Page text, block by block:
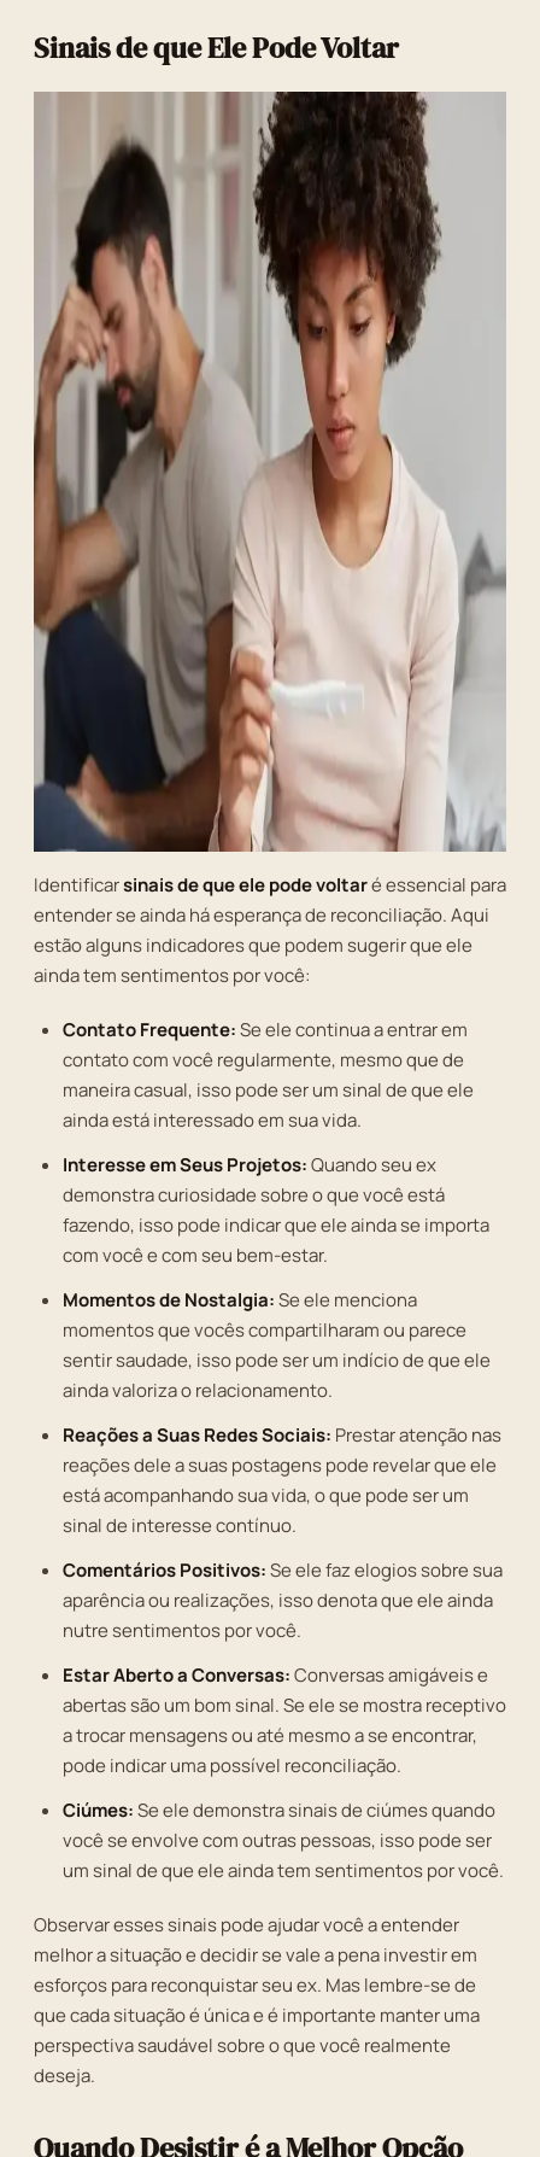
Sinais de que Ele Pode Voltar
Identificarsinais de que ele pode voltaré essencial para
entender se ainda há esperança de reconciliação. Aqui
estão alguns indicadores que podem sugerir que ele
ainda tem sentimentos por você:
Contato Frequente:Se ele continua a entrar em
contato com você regularmente, mesmo que de
maneira casual, isso pode ser um sinal de que ele
ainda está interessado em sua vida.
Interesse em Seus Projetos:Quando seu ex
demonstra curiosidade sobre o que você está
fazendo, isso pode indicar que ele ainda se importa
com você e com seu bem-estar.
Momentos de Nostalgia:Se ele menciona
momentos que vocês compartilharam ou parece
sentir saudade, isso pode ser um indício de que ele
ainda valoriza o relacionamento.
Reações a Suas Redes Sociais: Prestar atenção nas
reações dele a suas postagens pode revelar que ele
está acompanhando sua vida, o que pode ser um
sinal de interesse contínuo.
Comentários Positivos:Se ele faz elogios sobre sua
aparência ou realizações, isso denota que ele ainda
nutre sentimentos por você.
Estar Aberto a Conversas:Conversas amigáveis e
abertas são um bom sinal. Se ele se mostra receptivo
a trocar mensagens ou até mesmo a se encontrar,
pode indicar uma possível reconciliação.
Ciúmes:Se ele demonstra sinais de ciúmes quando
você se envolve com outras pessoas, isso pode ser
um sinal de que ele ainda tem sentimentos por você.
Observar esses sinais pode ajudar você a entender
melhor a situação e decidir se vale a pena investir em
esforços para reconquistar seu ex. Mas lembre-se de
que cada situação é única e é importante manter uma
perspectiva saudável sobre o que você realmente
deseja.
Quando Desistir é a Melhor Opção